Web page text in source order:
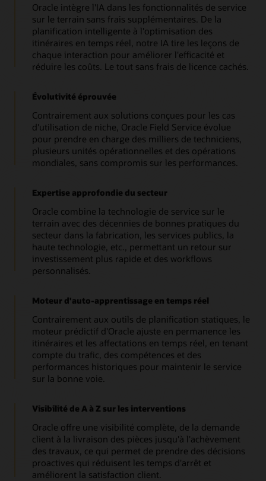
Oracle intègre l'IA dans les fonctionnalités de service
sur le terrain sans frais supplémentaires. De la
planification intelligente à l'optimisation des
itinéraires en temps réel, notre IA tire les leçons de
chaque interaction pour améliorer l'efficacité et
réduire les coûts. Le tout sans frais de licence cachés.
Évolutivité éprouvée
Contrairement aux solutions conçues pour les cas
d'utilisation de niche, Oracle Field Service évolue
pour prendre en charge des milliers de techniciens,
plusieurs unités opérationnelles et des opérations
mondiales, sans compromis sur les performances.
Expertise approfondie du secteur
Oracle combine la technologie de service sur le
terrain avec des décennies de bonnes pratiques du
secteur dans la fabrication, les services publics, la
haute technologie, etc., permettant un retour sur
investissement plus rapide et des workflows
personnalisés.
Moteur d'auto-apprentissage en temps réel
Contrairement aux outils de planification statiques, le
moteur prédictif d'Oracle ajuste en permanence les
itinéraires et les affectations en temps réel, en tenant
compte du trafic, des compétences et des
performances historiques pour maintenir le service
sur la bonne voie.
Visibilité de A à Z sur les interventions
Oracle offre une visibilité complète, de la demande
client à la livraison des pièces jusqu'à l'achèvement
des travaux, ce qui permet de prendre des décisions
proactives qui réduisent les temps d'arrêt et
améliorent la satisfaction client.